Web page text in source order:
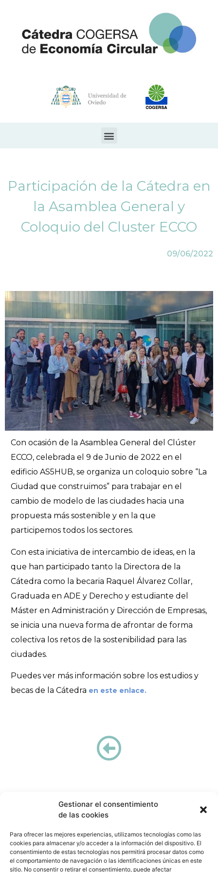
Gestionar el consentimiento
de las cookies
Para ofrecer las mejores experiencias, utilizamos tecnologías como las
cookies para almacenar y/o acceder a la información del dispositivo. El
consentimiento de estas tecnologías nos permitirá procesar datos como
el comportamiento de navegación o las identificaciones únicas en este
sitio. No consentir o retirar el consentimiento, puede afectar
Participación de la Cátedra en
la Asamblea General y
Coloquio del Cluster ECCO
09/06/2022
Con ocasión de la Asamblea General del Clúster
ECCO, celebrada el 9 de Junio de 2022 en el
edificio AS5HUB, se organiza un coloquio sobre “La
Ciudad que construimos” para trabajar en el
cambio de modelo de las ciudades hacia una
propuesta más sostenible y en la que
participemos todos los sectores.
Con esta iniciativa de intercambio de ideas, en la
que han participado tanto la Directora de la
Cátedra como la becaria Raquel Álvarez Collar,
Graduada en ADE y Derecho y estudiante del
Máster en Administración y Dirección de Empresas,
se inicia una nueva forma de afrontar de forma
colectiva los retos de la sostenibilidad para las
ciudades.
Puedes ver más información sobre los estudios y
becas de la Cátedra en este enlace.
Cátedra COGERSA Economía Circular
catedracogersa@uniovi.es